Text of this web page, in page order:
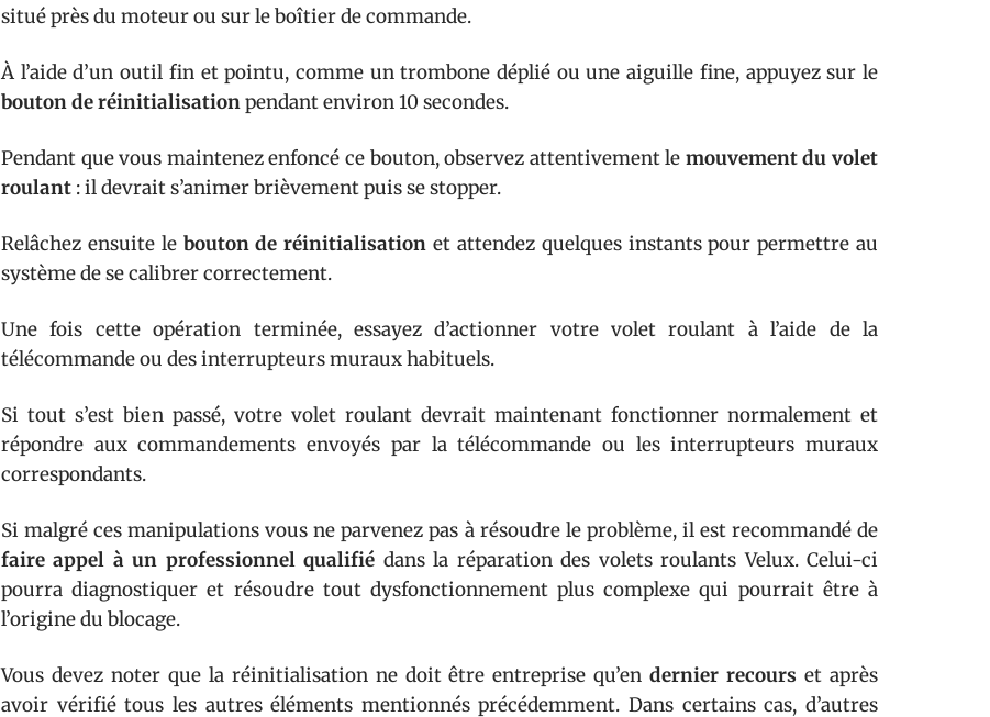
situé près du moteur ou sur le boîtier de commande.
À l’aide d’un outil fin et pointu, comme un trombone déplié ou une aiguille fine, appuyez sur le
bouton de réinitialisationpendant environ 10 secondes.
Pendant que vous maintenez enfoncé ce bouton, observez attentivement le mouvement du volet
roulant : il devrait s’animer brièvement puis se stopper.
Relâchez ensuite le bouton de réinitialisation et attendez quelques instants pour permettre au
système de se calibrer correctement.
Une fois cette opération terminée, essayez d’actionner votre volet roulant à l’aide de la
télécommande ou des interrupteurs muraux habituels.
Si tout s’est bien passé, votre volet roulant devrait maintenant fonctionner normalement et
répondre aux commandements envoyés par la télécommande ou les interrupteurs muraux
correspondants.
Si malgré ces manipulations vous ne parvenez pas à résoudre le problème, il est recommandé de
faire appel à un professionnel qualifié dans la réparation des volets roulants Velux. Celui-ci
pourra diagnostiquer et résoudre tout dysfonctionnement plus complexe qui pourrait être à
l’origine du blocage.
Vous devez noter que la réinitialisation ne doit être entreprise qu’endernier recours et après
avoir vérifié tous les autres éléments mentionnés précédemment. Dans certains cas, d’autres